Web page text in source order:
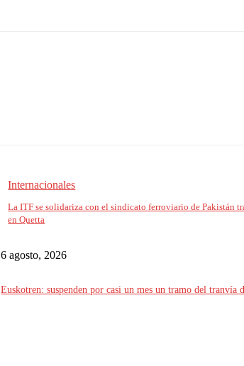
Internacionales
La ITF se solidariza con el sindicato ferroviario de Pakistán
en Quetta
6 agosto, 2026
Euskotren: suspenden por casi un mes un tramo del